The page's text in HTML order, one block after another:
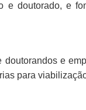
e doutorado, e
e
para